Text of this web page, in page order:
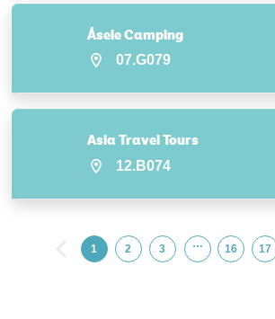
Åsele Camping
07.G079
Asia Travel Tours
12.B074
1 2 3 … 16 17